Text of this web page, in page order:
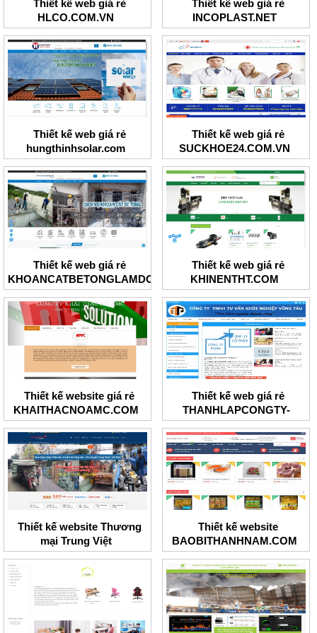
Thiết kế web giá rẻ
HLCO.COM.VN
Thiết kế web giá rẻ
INCOPLAST.NET
Thiết kế web giá rẻ
hungthinhsolar.com
Thiết kế web giá rẻ
SUCKHOE24.COM.VN
Thiết kế web giá rẻ
KHOANCATBETONGLAMDONG
Thiết kế web giá rẻ
KHINENTHT.COM
Thiết kế website giá rẻ
KHAITHACNOAMC.COM
Thiết kế web giá rẻ
THANHLAPCONGTY-
BRT.COM
Thiết kế website Thương
mại Trung Việt
Thiết kế website
BAOBITHANHNAM.COM